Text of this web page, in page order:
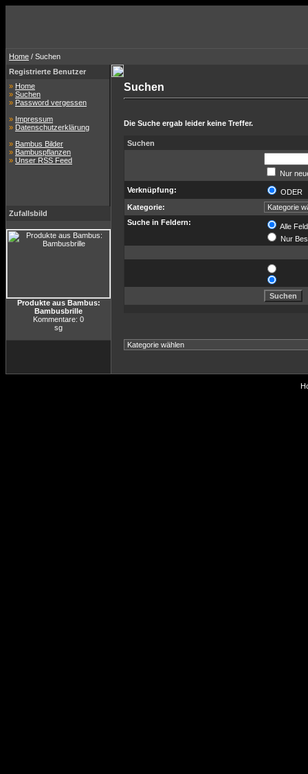
Home / Suchen
Registrierte Benutzer
» Home
» Suchen
» Password vergessen
» Impressum
» Datenschutzerklärung
» Bambus Bilder
» Bambuspflanzen
» Unser RSS Feed
Zufallsbild
Produkte aus Bambus:
Bambusbrille
Kommentare: 0
sg
Suchen
Die Suche ergab leider keine Treffer.
Suchen
Nur
Verknüpfung:
ODER
Kategorie:
Suche in Feldern:
Alle
Nur